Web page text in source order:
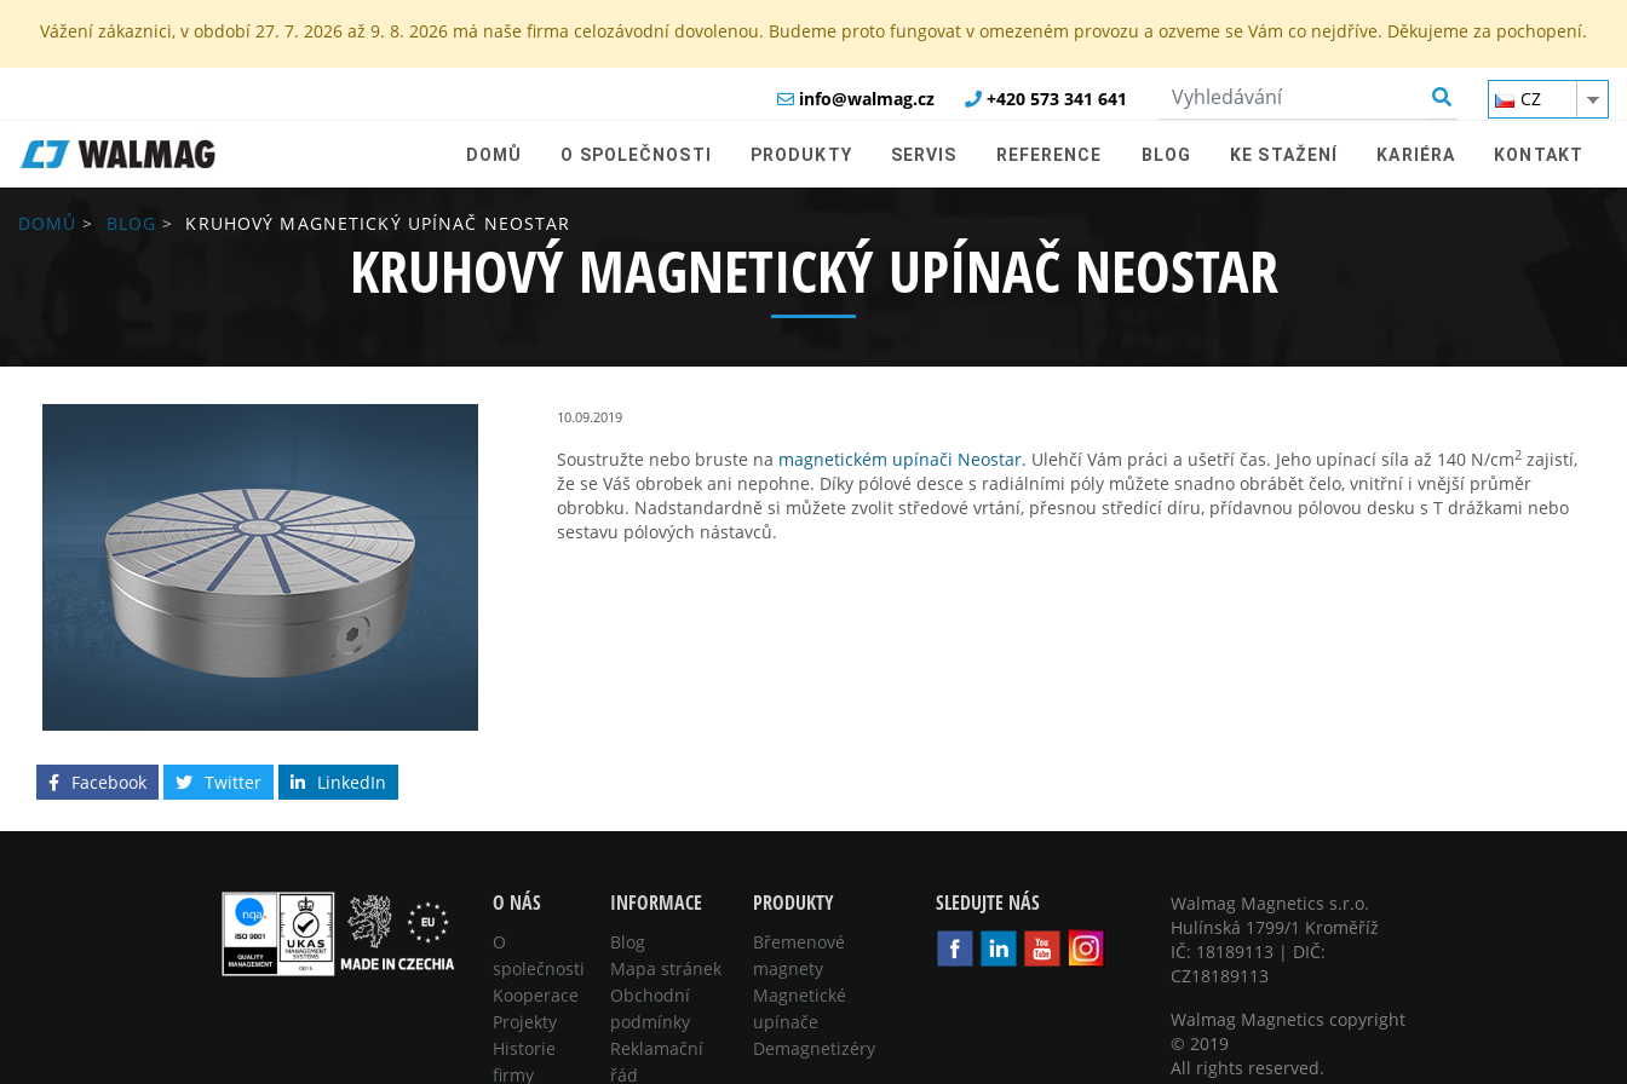
Vážení zákaznici, v období 27. 7. 2026 až 9. 8. 2026 má naše firma celozávodní dovolenou. Budeme proto fungovat v omezeném provozu a ozveme se Vám co nejdříve. Děkujeme za pochopení.
CZ
+420 573 341 641
info@walmag.cz
KONTAKT
KARIÉRA
KE STAŽENÍ
BLOG
REFERENCE
SERVIS
PRODUKTY
O SPOLEČNOSTI
DOMŮ
DOMŮ BLOG KRUHOVÝ MAGNETICKÝ UPÍNAČ NEOSTAR
KRUHOVÝ MAGNETICKÝ UPÍNAČ NEOSTAR
10.09.2019
Soustružte nebo bruste na magnetickém upínači Neostar. Ulehčí Vám práci a ušetří čas. Jeho upínací síla až 140 N/cm2zajistí,
že se Váš obrobek ani nepohne. Díky pólové desce s radiálními póly můžete snadno obrábět čelo, vnitřní i vnější průměr
obrobku. Nadstandardně si můžete zvolit středové vrtání, přesnou středící díru, přídavnou pólovou desku s T drážkami nebo
sestavu pólových nástavců.
Facebook Twitter LinkedIn
O NÁS
O
společnosti
Kooperace
Projekty
Historie
firmy
INFORMACE
Blog
Mapa stránek
Obchodní
podmínky
Reklamační
řád
PRODUKTY
Břemenové
magnety
Magnetické
upínače
Demagnetizéry
SLEDUJTE NÁS
Walmag Magnetics s.r.o.
Hulínská 1799/1 Kroměříž
IČ: 18189113 | DIČ:
CZ18189113
Walmag Magnetics copyright
© 2019
All rights reserved.